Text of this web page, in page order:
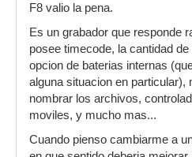
F8 valio la pena.
Es un grabador que responde
posee timecode, la cantidad
opcion de baterias internas
alguna situacion en
nombrar los archivos,
moviles, y mucho mas...
Cuando pienso cambiarme a